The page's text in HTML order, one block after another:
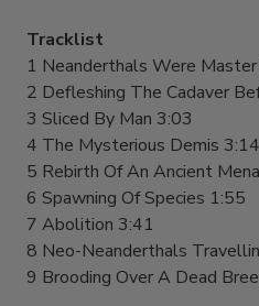
Tracklist
1 Neanderthals Were
2 Defleshing The Cadaver
3 Sliced By Man 3:03
4 The Mysterious Demis 3:14
5 Rebirth Of An Ancient
6 Spawning Of Species 1:55
7 Abolition 3:41
8 Neo-Neanderthals
9 Brooding Over A Dead